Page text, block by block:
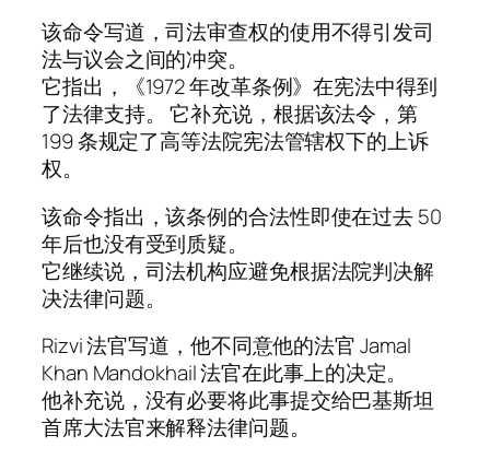
该命令写道，司法审查权的使用不得引发司
法与议会之间的冲突。
它指出，《1972 年改革条例》在宪法中得到
了法律支持。 它补充说，根据该法令，第
199 条规定了高等法院宪法管辖权下的上诉
权。
该命令指出，该条例的合法性即使在过去 50
年后也没有受到质疑。
它继续说，司法机构应避免根据法院判决解
决法律问题。
Rizvi 法官写道，他不同意他的法官 Jamal
Khan Mandokhail 法官在此事上的决定。
他补充说，没有必要将此事提交给巴基斯坦
首席大法官来解释法律问题。